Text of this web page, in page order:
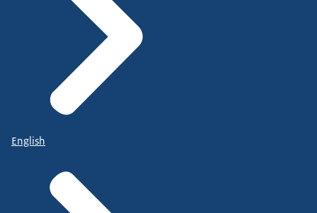
English